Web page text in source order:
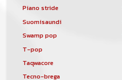
Piano stride
Suomisaundi
Swamp pop
T-pop
Taqwacore
Tecno-brega